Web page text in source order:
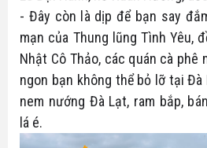
- Đây còn là dịp để bạn say
mạn của Thung lũng Tình Yêu,
Nhật Cô Thảo, các quán cà phê
ngon bạn không thể bỏ lỡ tại Đà
nem nướng Đà Lạt, ram bắp,
lá é.